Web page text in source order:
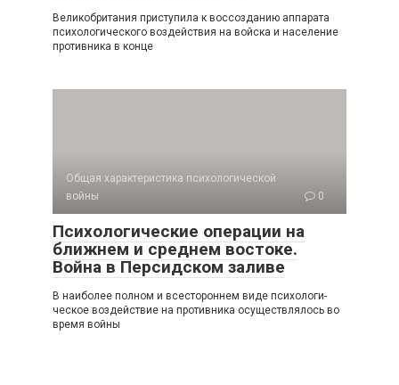
Великобритания приступила к воссозданию аппара­та
психологического воздействия на войска и население
противника в конце
Общая характеристика психологической
войны
0
Психологические операции на
ближнем и среднем востоке.
Война в Персидском заливе
В наиболее полном и всестороннем виде психологи­
ческое воздействие на противника осуществлялось во
время войны